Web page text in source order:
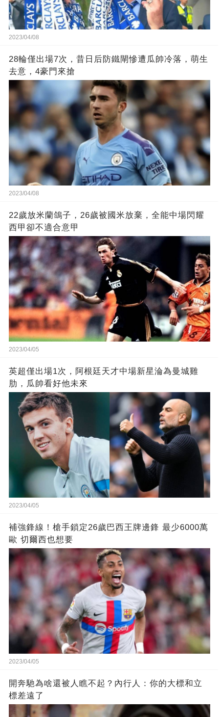
2023/04/08
28輪僅出場7次，昔日后防鐵閘慘遭瓜帥冷落，萌生
去意，4豪門來搶
2023/04/08
22歲放米蘭鴿子，26歲被國米放棄，全能中場閃耀
西甲卻不適合意甲
2023/04/05
英超僅出場1次，阿根廷天才中場新星淪為曼城雞
肋，瓜帥看好他未來
2023/04/05
補強鋒線！槍手鎖定26歲巴西王牌邊鋒 最少6000萬
歐 切爾西也想要
2023/04/05
開奔馳為啥還被人瞧不起？內行人：你的大標和立
標差遠了